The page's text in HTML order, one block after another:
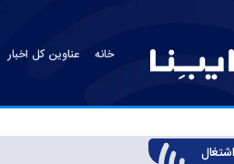
خانه عناوین کل اخبار